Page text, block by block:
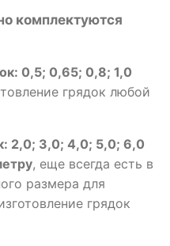
комплектуются
0,5; 0,65; 0,8; 1,0
грядок любой
2,0; 3,0; 4,0; 5,0; 6,0
, еще всегда есть в
размера для
грядок